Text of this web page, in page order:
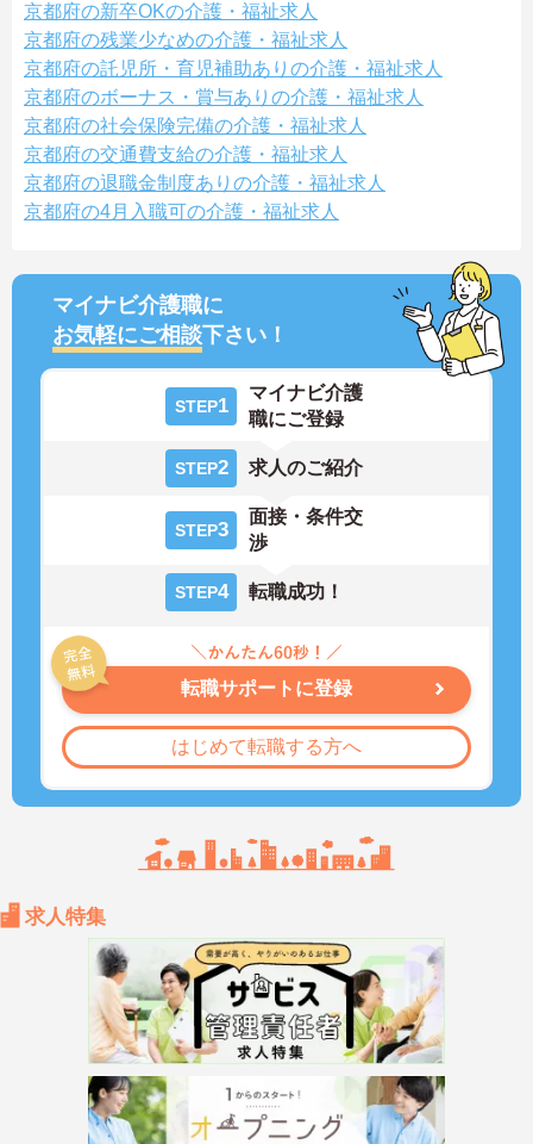
京都府の新卒OKの介護・福祉求人
京都府の残業少なめの介護・福祉求人
京都府の託児所・育児補助ありの介護・福祉求人
京都府のボーナス・賞与ありの介護・福祉求人
京都府の社会保険完備の介護・福祉求人
京都府の交通費支給の介護・福祉求人
京都府の退職金制度ありの介護・福祉求人
京都府の4月入職可の介護・福祉求人
マイナビ介護職に
お気軽にご相談下さい！
STEP1
マイナビ介護
職にご登録
STEP2 求人のご紹介
STEP3
面接・条件交
渉
STEP4 転職成功！
転職サポートに登録
はじめて転職する方へ
求人特集